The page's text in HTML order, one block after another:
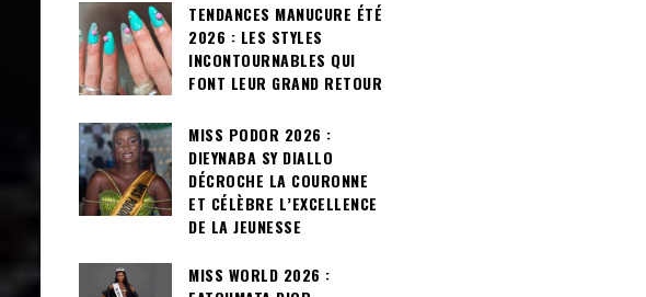
TENDANCES MANUCURE ÉTÉ
2026 : LES STYLES
INCONTOURNABLES QUI
FONT LEUR GRAND RETOUR
MISS PODOR 2026 :
DIEYNABA SY DIALLO
DÉCROCHE LA COURONNE
ET CÉLÈBRE L’EXCELLENCE
DE LA JEUNESSE
MISS WORLD 2026 :